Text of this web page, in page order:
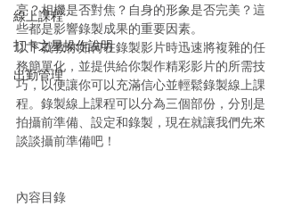
線上課程
打卡之星操作說明
出勤管理
亮？相機是否對焦？自身的形象是否完美？這
些都是影響錄製成果的重要因素。
以下就教你如何在錄製影片時迅速將複雜的任
務簡單化，並提供給你製作精彩影片的所需技
巧，以便讓你可以充滿信心並輕鬆錄製線上課
程。錄製線上課程可以分為三個部份，分別是
拍攝前準備、設定和錄製，現在就讓我們先來
談談攝前準備吧！
內容目錄